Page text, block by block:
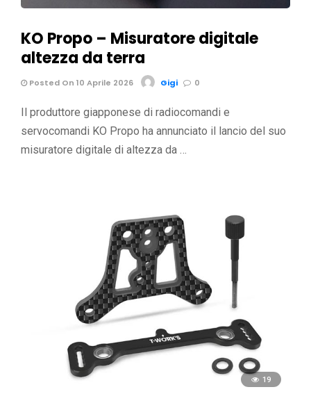
KO Propo – Misuratore digitale
altezza da terra
Posted On 10 Aprile 2026 Gigi 0
Il produttore giapponese di radiocomandi e
servocomandi KO Propo ha annunciato il lancio del suo
misuratore digitale di altezza da …
19